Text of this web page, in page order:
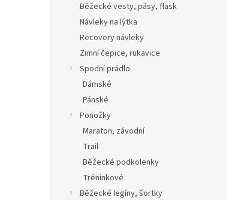
Běžecké vesty, pásy, flask
Návleky na lýtka
Recovery návleky
Zimní čepice, rukavice
Spodní prádlo
Dámské
Pánské
Ponožky
Maraton, závodní
Trail
Běžecké podkolenky
Tréninkové
Běžecké legíny, šortky